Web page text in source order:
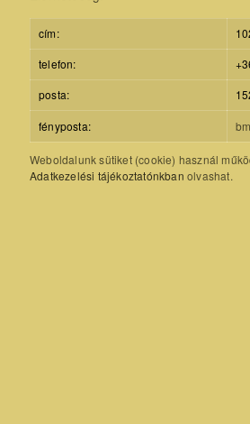
cím:
telefon:
posta:
fényposta:
Weboldalunk sütiket (cookie) használ
Adatkezelési tájékoztatónkban olvashat.